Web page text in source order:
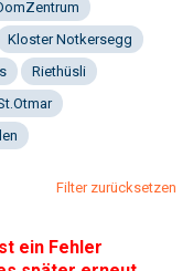
Kloster Notkersegg
Riethüsli
Filter zurücksetzen
ein Fehler